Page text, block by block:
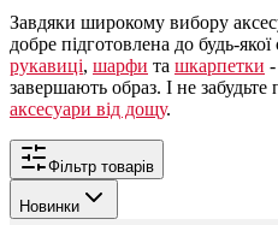
Завдяки широкому вибору
добре підготовлена до будь-якої
рукавиці, шарфи та шкарпетки
завершають образ. І не забудьте
аксесуари від дощу.
Фільтр товарів
Новинки